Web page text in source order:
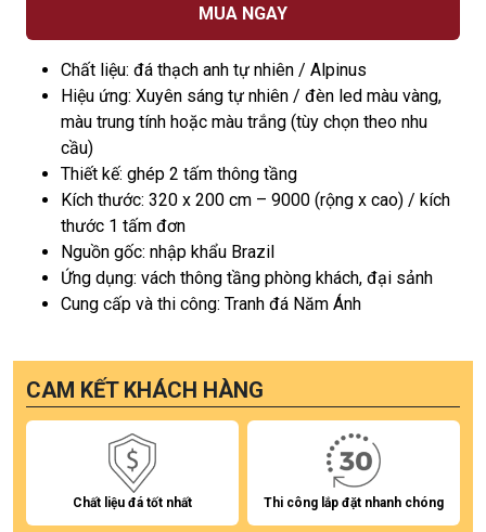
MUA NGAY
Chất liệu: đá thạch anh tự nhiên / Alpinus
Hiệu ứng: Xuyên sáng tự nhiên / đèn led màu vàng,
màu trung tính hoặc màu trắng (tùy chọn theo nhu
cầu)
Thiết kế: ghép 2 tấm thông tầng
Kích thước: 320 x 200 cm – 9000 (rộng x cao) / kích
thước 1 tấm đơn
Nguồn gốc: nhập khẩu Brazil
Ứng dụng: vách thông tầng phòng khách, đại sảnh
Cung cấp và thi công: Tranh đá Năm Ánh
CAM KẾT KHÁCH HÀNG
Chất liệu đá tốt nhất Thi công lắp đặt nhanh chóng